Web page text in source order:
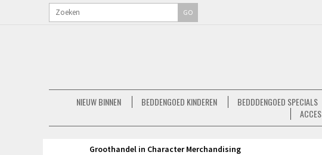
GO
NIEUW BINNEN BEDDENGOED KINDEREN BEDDDENGOED SPECIALS
Groothandel in Character Merchandising